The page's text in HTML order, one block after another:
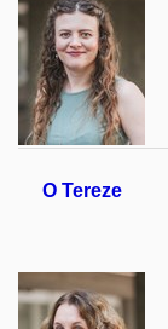
O Tereze